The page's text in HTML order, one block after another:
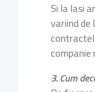
Si la Iasi
variind de
3. Cum